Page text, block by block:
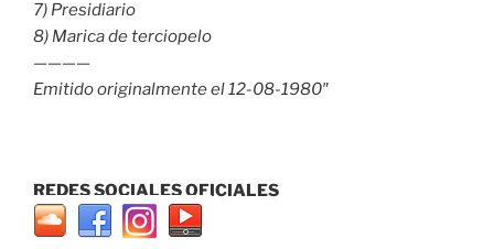
7) Presidiario
8) Marica de terciopelo
————
Emitido originalmente el 12-08-1980″
REDES SOCIALES OFICIALES